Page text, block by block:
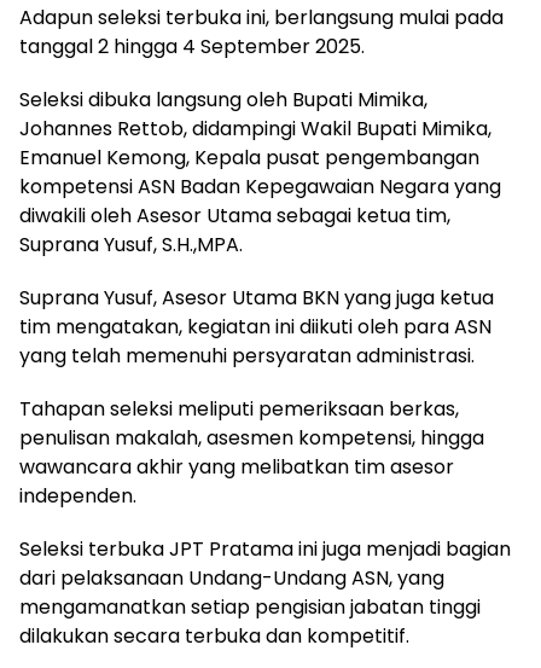
Adapun seleksi terbuka ini, berlangsung mulai pada
tanggal 2 hingga 4 September 2025.
Seleksi dibuka langsung oleh Bupati Mimika,
Johannes Rettob, didampingi Wakil Bupati Mimika,
Emanuel Kemong, Kepala pusat pengembangan
kompetensi ASN Badan Kepegawaian Negara yang
diwakili oleh Asesor Utama sebagai ketua tim,
Suprana Yusuf, S.H.,MPA.
Suprana Yusuf, Asesor Utama BKN yang juga ketua
tim mengatakan, kegiatan ini diikuti oleh para ASN
yang telah memenuhi persyaratan administrasi.
Tahapan seleksi meliputi pemeriksaan berkas,
penulisan makalah, asesmen kompetensi, hingga
wawancara akhir yang melibatkan tim asesor
independen.
Seleksi terbuka JPT Pratama ini juga menjadi bagian
dari pelaksanaan Undang-Undang ASN, yang
mengamanatkan setiap pengisian jabatan tinggi
dilakukan secara terbuka dan kompetitif.